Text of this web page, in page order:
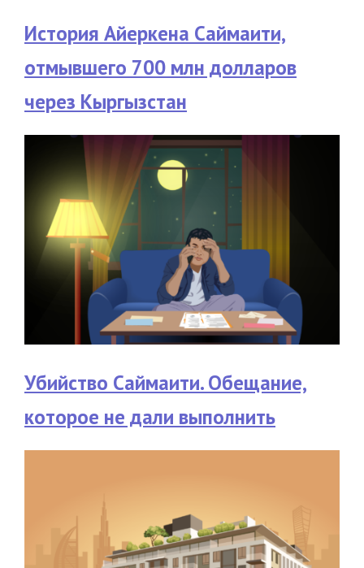
История Айеркена Саймаити,
отмывшего 700 млн долларов
через Кыргызстан
Убийство Саймаити. Обещание,
которое не дали выполнить